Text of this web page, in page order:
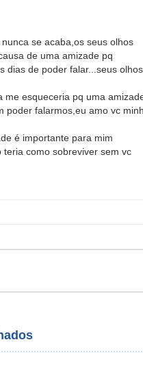
se acaba,os seus olhos
de uma amizade pq
dias de poder falar...seus olhos
me esqueceria pq uma
poder falarmos,eu amo vc
é importante para mim
teria como sobreviver sem vc